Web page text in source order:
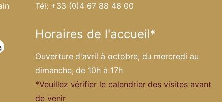
Tél: +33 (0)4 67 88 46 00
Horaires de l'accueil*
Ouverture d'avril à octobre, du mercredi au
dimanche, de 10h à 17h
*Veuillez vérifier le calendrier des visites avant
de venir